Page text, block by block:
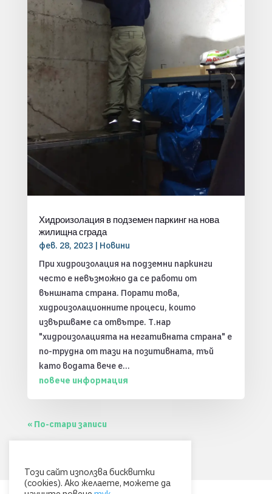
Хидроизолация в подземен паркинг на нова
жилищна сграда
фев. 28, 2023| Новини
При хидроизолация на подземни паркинги
често е невъзможно да се работи от
външната страна. Порати това,
хидроизолационните процеси, които
извършваме са отвътре. Т.нар
"хидроизолацията на негативната страна" е
по-трудна от тази на позитивната, тъй
като водата вече е...
повече информация
« По-стари записи
Този сайт използва бисквитки
(cookies). Ако желаете, можете да